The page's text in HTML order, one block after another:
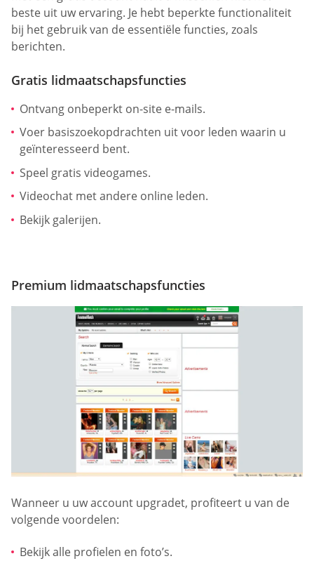
beste uit uw ervaring. Je hebt beperkte functionaliteit
bij het gebruik van de essentiële functies, zoals
berichten.
Gratis lidmaatschapsfuncties
Ontvang onbeperkt on-site e-mails.
Voer basiszoekopdrachten uit voor leden waarin u
geïnteresseerd bent.
Speel gratis videogames.
Videochat met andere online leden.
Bekijk galerijen.
Premium lidmaatschapsfuncties
Wanneer u uw account upgradet, profiteert u van de
volgende voordelen:
Bekijk alle profielen en foto’s.